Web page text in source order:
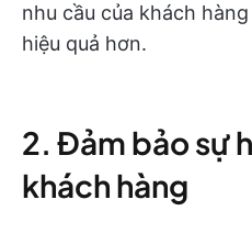
nhu cầu của khách
hiệu quả hơn.
2. Đảm bảo sự
khách hàng